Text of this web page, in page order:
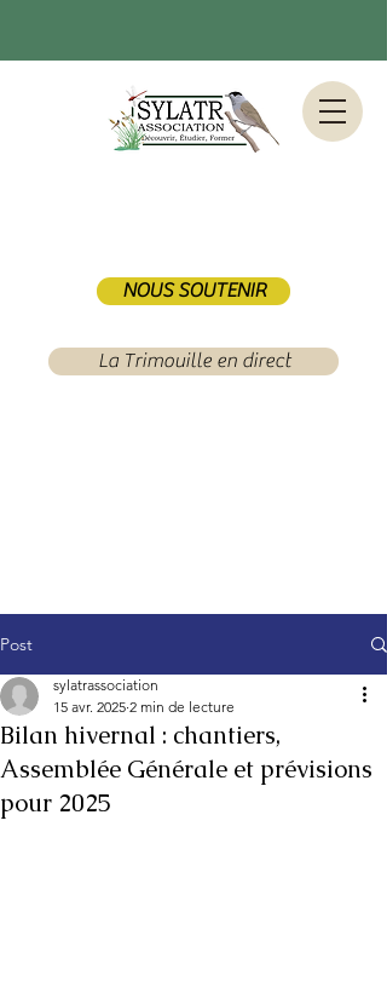
NOUS SOUTENIR
La Trimouille en direct
Post
Bilan hivernal : chantiers,
Assemblée Générale et prévisions
pour 2025
sylatrassociation
15 avr. 2025 2 min de lecture